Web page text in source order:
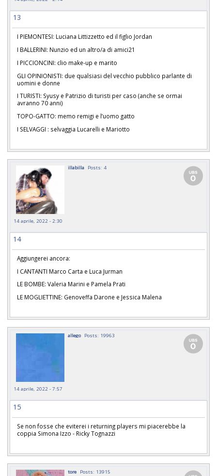
13
I PIEMONTESI: Luciana Littizzetto ed il figlio Jordan
I BALLERINI: Nunzio ed un altro/a di amici21
I PICCIONCINI: clio make-up e marito
GLI OPINIONISTI: due qualsiasi del vecchio pubblico parlante di
uomini e donne
I TURISTI: Syusy e Patrizio di turisti per caso (anche se ormai
avranno 70 anni)
TOPO-GATTO: memo remigi e l’uomo gatto
I SELVAGGI : selvaggia Lucarelli e Mariotto
illabilla Posts: 4
14 aprile, 2022 - 2:30
14
Aggiungerei ancora:
I CANTANTI Marco Carta e Luca Jurman
LE BOMBE: Valeria Marini e Pamela Prati
LE MOGLIETTINE: Genoveffa Darone e Jessica Malena
allego Posts: 19963
14 aprile, 2022 - 7:57
15
Se non fosse che eviterei i returning players mi piacerebbe la
coppia Simona Izzo - Ricky Tognazzi
tore Posts: 13915